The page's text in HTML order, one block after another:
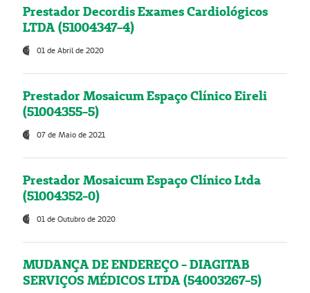
Prestador Decordis Exames Cardiológicos
LTDA (51004347-4)
01 de Abril de 2020
Prestador Mosaicum Espaço Clínico Eireli
(51004355-5)
07 de Maio de 2021
Prestador Mosaicum Espaço Clínico Ltda
(51004352-0)
01 de Outubro de 2020
MUDANÇA DE ENDEREÇO - DIAGITAB
SERVIÇOS MÉDICOS LTDA (54003267-5)